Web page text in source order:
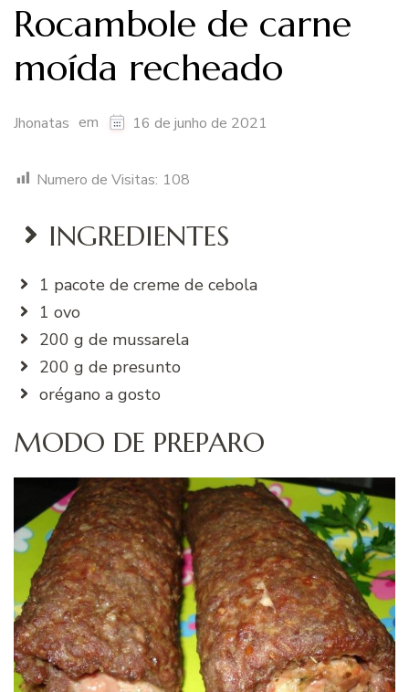
Rocambole de carne
moída recheado
Jhonatas em 16 de junho de 2021
Numero de Visitas: 108
INGREDIENTES
1 pacote de creme de cebola
1 ovo
200 g de mussarela
200 g de presunto
orégano a gosto
MODO DE PREPARO